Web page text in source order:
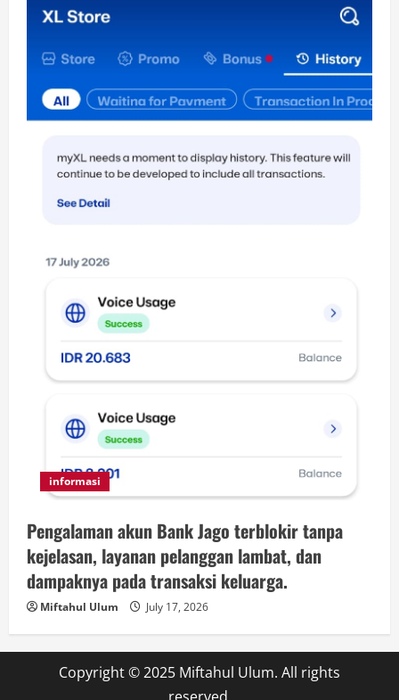
informasi
Pengalaman akun Bank Jago terblokir tanpa
kejelasan, layanan pelanggan lambat, dan
dampaknya pada transaksi keluarga.
Miftahul Ulum July 17, 2026
Copyright © 2025 Miftahul Ulum. All rights
reserved.